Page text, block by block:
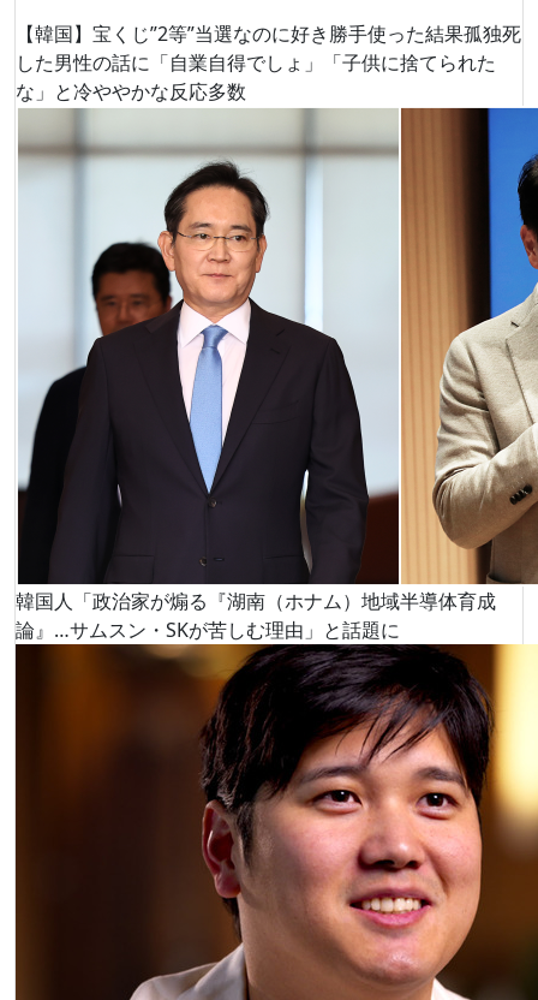
【韓国】宝くじ”2等”当選なのに好き勝手使った結果孤独死
した男性の話に「自業自得でしょ」「子供に捨てられた
な」と冷ややかな反応多数
韓国人「政治家が煽る『湖南（ホナム）地域半導体育成
論』…サムスン・SKが苦しむ理由」と話題に